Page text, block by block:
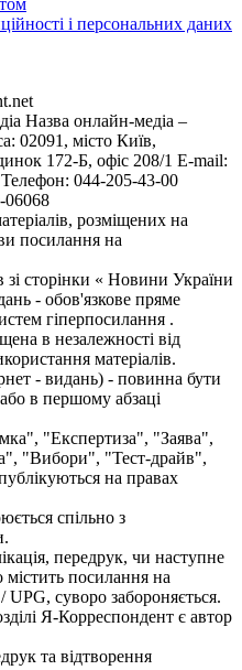
і персональних даних
Назва онлайн-медіа –
02091, місто Київ,
172-Б, офіс 208/1 E-mail:
Телефон: 044-205-43-00
06068
розміщених на
посилання на
зі сторінки « Новини України
- обов'язкове пряме
гіперпосилання .
в незалежності від
матеріалів.
- видань) - повинна бути
в першому абзаці
"Експертиза", "Заява",
"Вибори", "Тест-драйв",
на правах
спільно з
передрук, чи наступне
посилання на
суворо забороняється.
Я-Корреспондент є автор
та відтворення